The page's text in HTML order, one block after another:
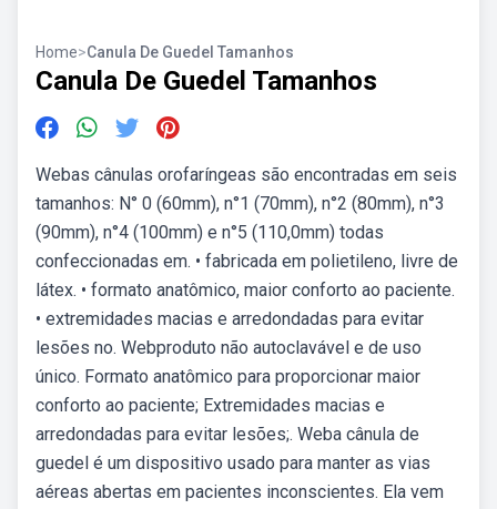
Home>Canula De Guedel Tamanhos
Canula De Guedel Tamanhos
Webas cânulas orofaríngeas são encontradas em seis
tamanhos: N° 0 (60mm), n°1 (70mm), n°2 (80mm), n°3
(90mm), n°4 (100mm) e n°5 (110,0mm) todas
confeccionadas em. • fabricada em polietileno, livre de
látex. • formato anatômico, maior conforto ao paciente.
• extremidades macias e arredondadas para evitar
lesões no. Webproduto não autoclavável e de uso
único. Formato anatômico para proporcionar maior
conforto ao paciente; Extremidades macias e
arredondadas para evitar lesões;. Weba cânula de
guedel é um dispositivo usado para manter as vias
aéreas abertas em pacientes inconscientes. Ela vem